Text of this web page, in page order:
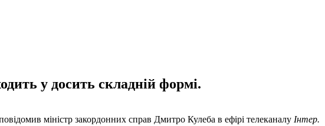
у досить складній формі.
міністр закордонних справ Дмитро Кулеба в ефірі телеканалу Інтер.